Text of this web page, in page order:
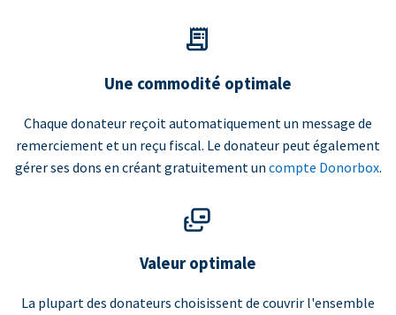
Une commodité optimale
Chaque donateur reçoit automatiquement un message de
remerciement et un reçu fiscal. Le donateur peut également
gérer ses dons en créant gratuitement un compte Donorbox.
Valeur optimale
La plupart des donateurs choisissent de couvrir l'ensemble